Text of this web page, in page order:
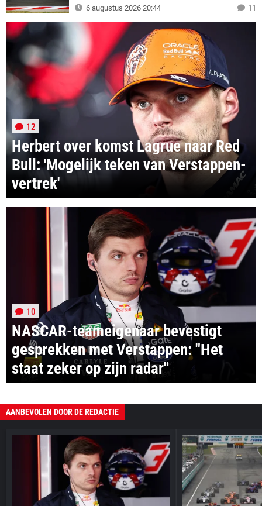
6 augustus 2026 20:44 11
Herbert over komst Lagrue naar Red
Bull: 'Mogelijk teken van Verstappen-
vertrek'
12
NASCAR-teameigenaar bevestigt
gesprekken met Verstappen: "Het
staat zeker op zijn radar"
10
AANBEVOLEN DOOR DE REDACTIE